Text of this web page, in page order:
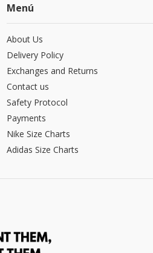
Menú
About Us
Delivery Policy
Exchanges and Returns
Contact us
Safety Protocol
Payments
Nike Size Charts
Adidas Size Charts